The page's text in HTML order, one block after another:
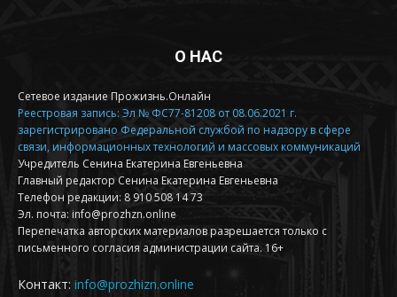
О НАС
Сетевое издание Прожизнь.Онлайн
Реестровая запись: Эл № ФС77-81208 от 08.06.2021 г.
зарегистрировано Федеральной службой по надзору в сфере
связи, информационных технологий и массовых коммуникаций
Учредитель Сенина Екатерина Евгеньевна
Главный редактор Сенина Екатерина Евгеньевна
Телефон редакции: 8 910 508 14 73
Эл. почта: info@prozhzn.online
Перепечатка авторских материалов разрешается только с
письменного согласия администрации сайта. 16+
Контакт: info@prozhizn.online